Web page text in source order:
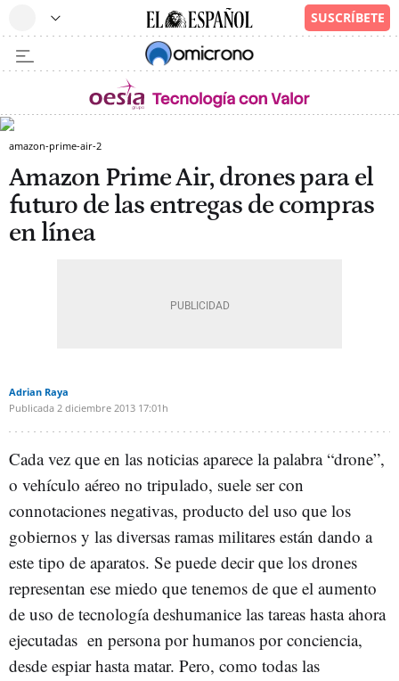
amazon-prime-air-2
Amazon Prime Air, drones para el
futuro de las entregas de compras
en línea
Adrian Raya
Publicada 2 diciembre 2013 17:01h
Cada vez que en las noticias aparece la palabra “drone”,
o vehículo aéreo no tripulado, suele ser con
connotaciones negativas, producto del uso que los
gobiernos y las diversas ramas militares están dando a
este tipo de aparatos. Se puede decir que los drones
representan ese miedo que tenemos de que el aumento
de uso de tecnología deshumanice las tareas hasta ahora
ejecutadas en persona por humanos por conciencia,
desde espiar hasta matar. Pero, como todas las